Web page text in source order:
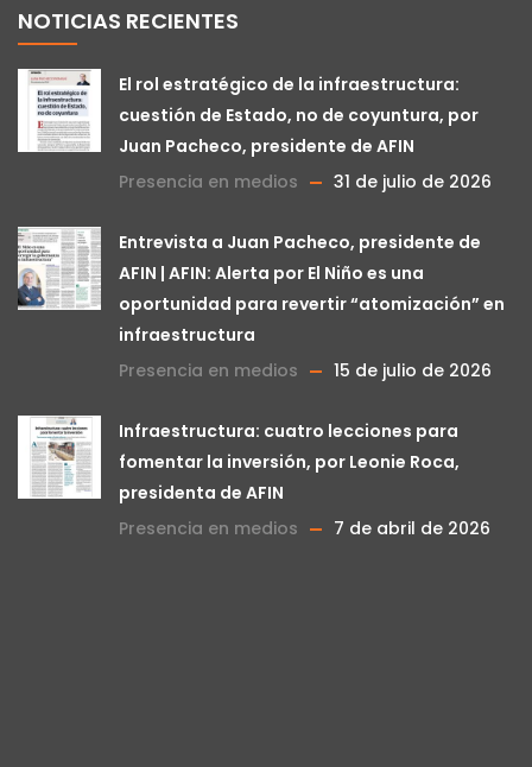
NOTICIAS RECIENTES
El rol estratégico de la infraestructura:
cuestión de Estado, no de coyuntura, por
Juan Pacheco, presidente de AFIN
Presencia en medios
31 de julio de 2026
Entrevista a Juan Pacheco, presidente de
AFIN | AFIN: Alerta por El Niño es una
oportunidad para revertir “atomización” en
infraestructura
Presencia en medios
15 de julio de 2026
Infraestructura: cuatro lecciones para
fomentar la inversión, por Leonie Roca,
presidenta de AFIN
Presencia en medios
7 de abril de 2026